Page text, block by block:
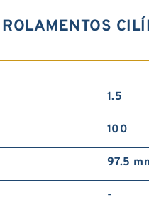
1.5
100
97.5
-